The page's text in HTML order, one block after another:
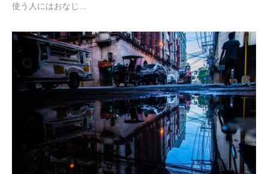
使う人にはおなじ…